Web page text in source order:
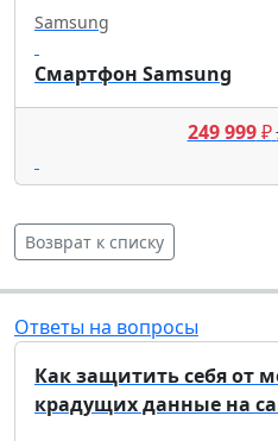
Samsung
Смартфон Samsung
249 999₽
Возврат к списку
Ответы на вопросы
Как защитить себя от
крадущих данные на